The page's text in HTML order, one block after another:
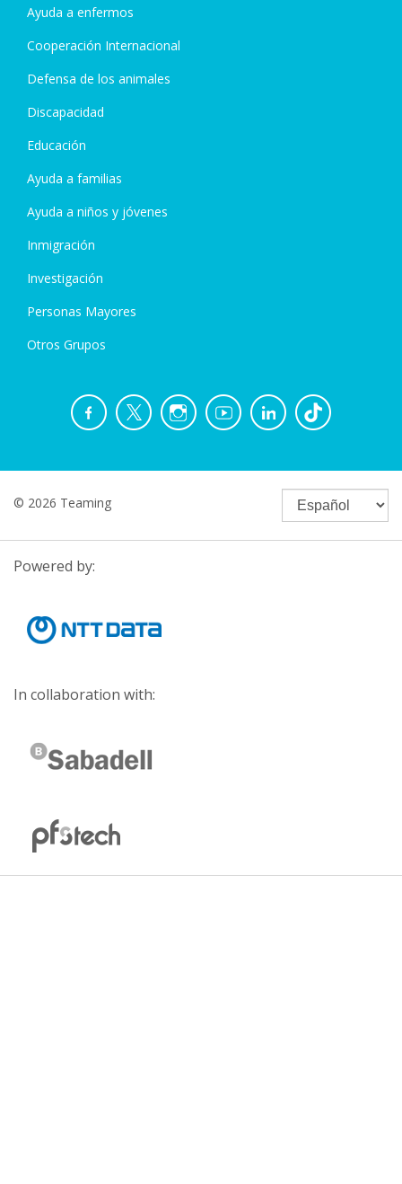
Ayuda a enfermos
Cooperación Internacional
Defensa de los animales
Discapacidad
Educación
Ayuda a familias
Ayuda a niños y jóvenes
Inmigración
Investigación
Personas Mayores
Otros Grupos
© 2026 Teaming
Powered by:
In collaboration with: